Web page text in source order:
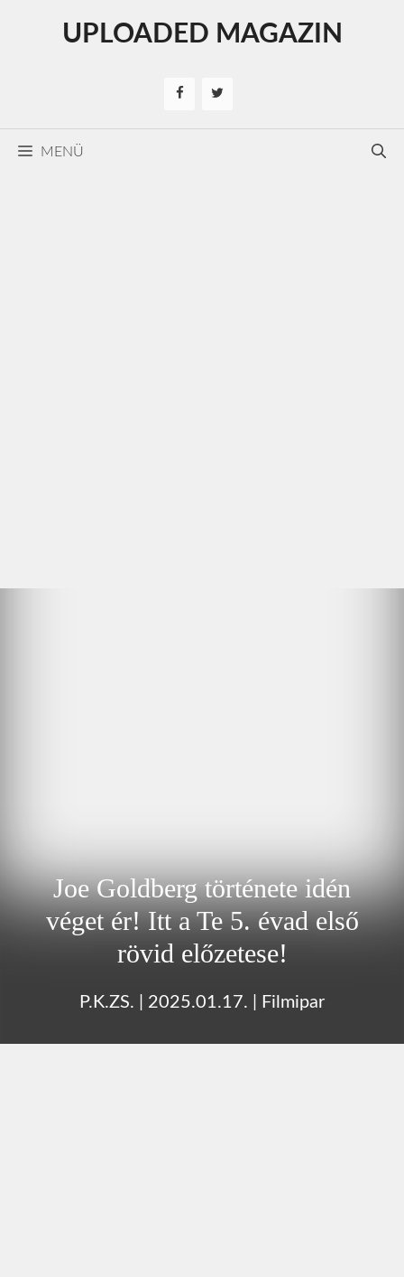
UPLOADED MAGAZIN
MENÜ
Joe Goldberg története idén
véget ér! Itt a Te 5. évad első
rövid előzetese!
P.K.ZS. 2025.01.17. Filmipar